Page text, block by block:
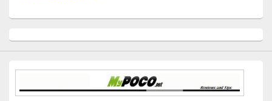
Sidebar
Widget